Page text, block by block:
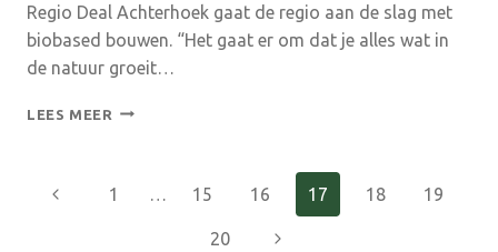
Regio Deal Achterhoek gaat de regio aan de slag met
biobased bouwen. “Het gaat er om dat je alles wat in
de natuur groeit…
LEES MEER SAMEN
NIEUW
Paginanavigatie
Vorige
1 15 16 17 18 19
20
Volgende